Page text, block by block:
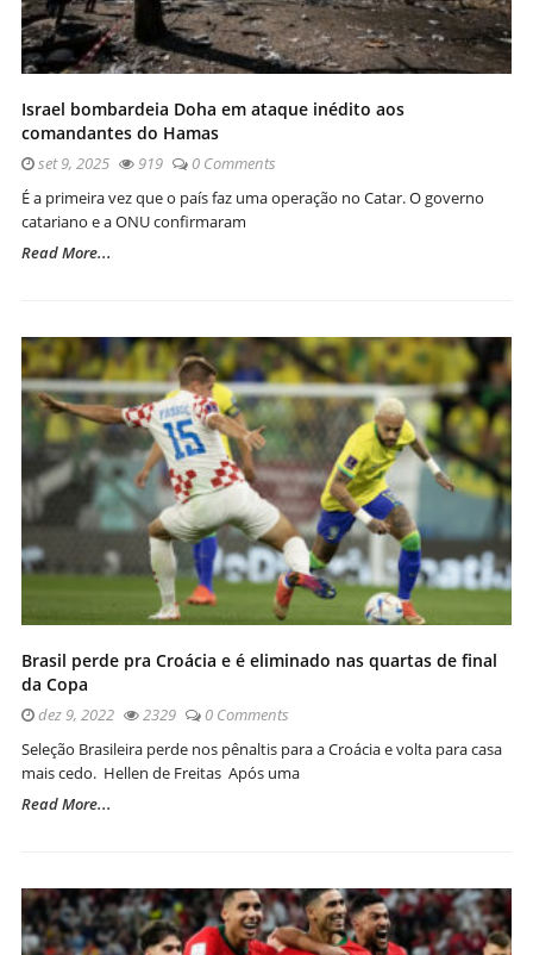
Israel bombardeia Doha em ataque inédito aos
comandantes do Hamas
set 9, 2025 919
0 Comments
É a primeira vez que o país faz uma operação no Catar. O governo
catariano e a ONU confirmaram
Read More...
Brasil perde pra Croácia e é eliminado nas quartas de final
da Copa
dez 9, 2022 2329
0 Comments
Seleção Brasileira perde nos pênaltis para a Croácia e volta para casa
mais cedo. Hellen de Freitas Após uma
Read More...